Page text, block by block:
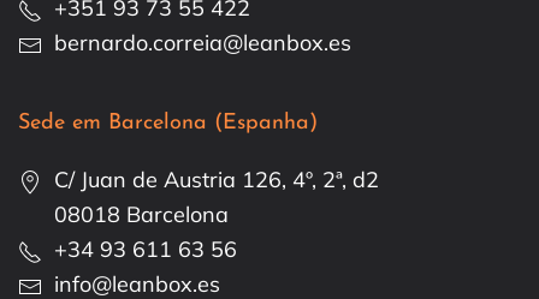
+351 93 73 55 422
bernardo.correia@leanbox.es
Sede em Barcelona (Espanha)
C/ Juan de Austria 126, 4º, 2ª, d2
08018 Barcelona
+34 93 611 63 56
info@leanbox.es